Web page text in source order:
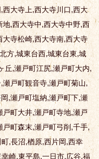
大寺上,西大寺川口,西大
,西大寺中,西大寺中野,西
寺松崎,西大寺南,西大寺
方,城東台西,城東台東,城
丘,瀬戸町江尻,瀬戸町大内,
戸町観音寺,瀬戸町菊山,
,瀬戸町塩納,瀬戸町下,瀬
町大井,瀬戸町寺地,瀬戸
町森末,瀬戸町弓削,千手,
,長沼,楢原,西片岡,西幸
崎,東平島,一日市,広谷,福